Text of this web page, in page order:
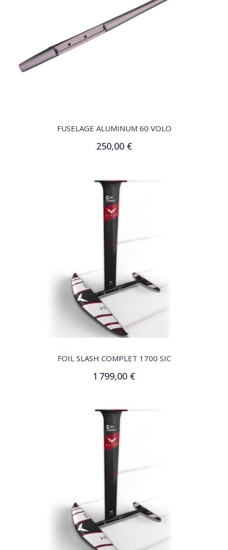
FUSELAGE ALUMINUM 60 VOLO
250,00 €
Ajouter au panier
QUICK VIEW
FOIL SLASH COMPLET 1700 SIC
1 799,00 €
Ajouter au panier